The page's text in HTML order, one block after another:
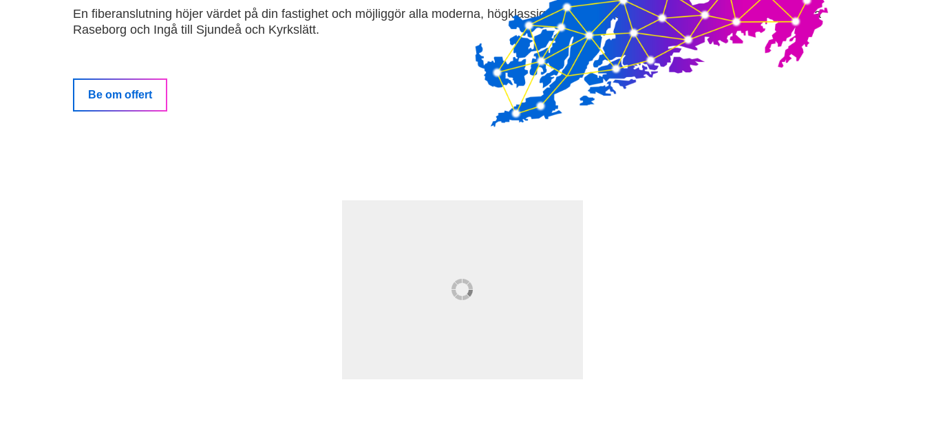
En fiberanslutning höjer värdet på din fastighet och möjliggör alla moderna, högklassiga tjänster. Vårt fibernät sträcker sig från Hangö via
Raseborg och Ingå till Sjundeå och Kyrkslätt.
Be om offert